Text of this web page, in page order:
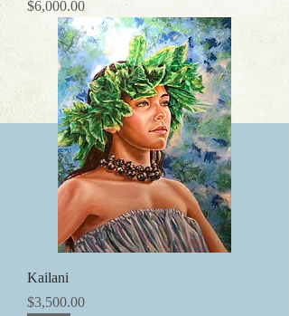
価格
$6,000.00
Kailani
価格
$3,500.00